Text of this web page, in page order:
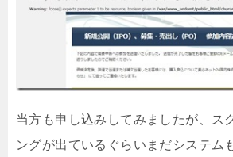
当方も申し込みしてみましたが、ス
ングが出ているぐらいまだシステム